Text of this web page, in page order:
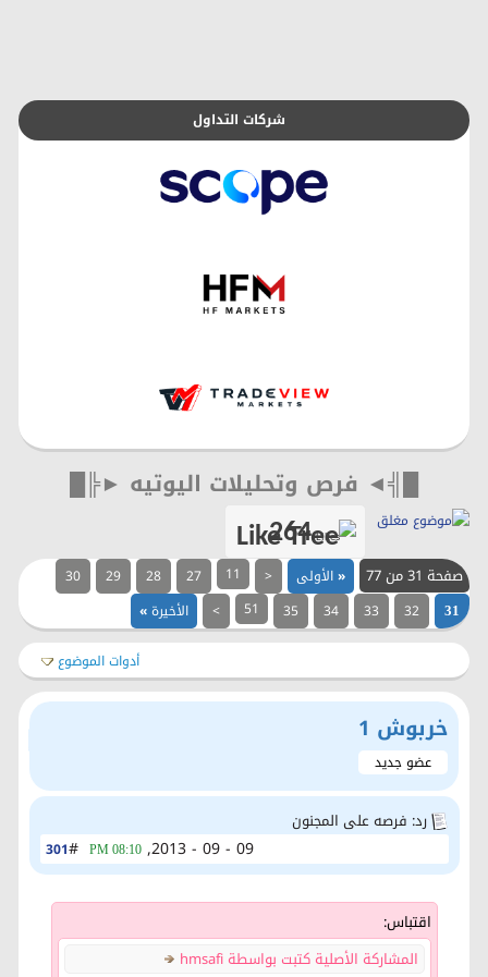
شركات التداول
█╣◄ فرص وتحليلات اليوتيه ►╠█
264 Likes
صفحة 31 من 77 «الأولى <
11
27
28
29
30
31
32
33
34
35
51
> الأخيرة»
أدوات الموضوع
خربوش 1
عضو جديد
رد: فرصه على المجنون
301# 09 - 09 - 2013,
08:10 PM
اقتباس:
المشاركة الأصلية كتبت بواسطة hmsafi